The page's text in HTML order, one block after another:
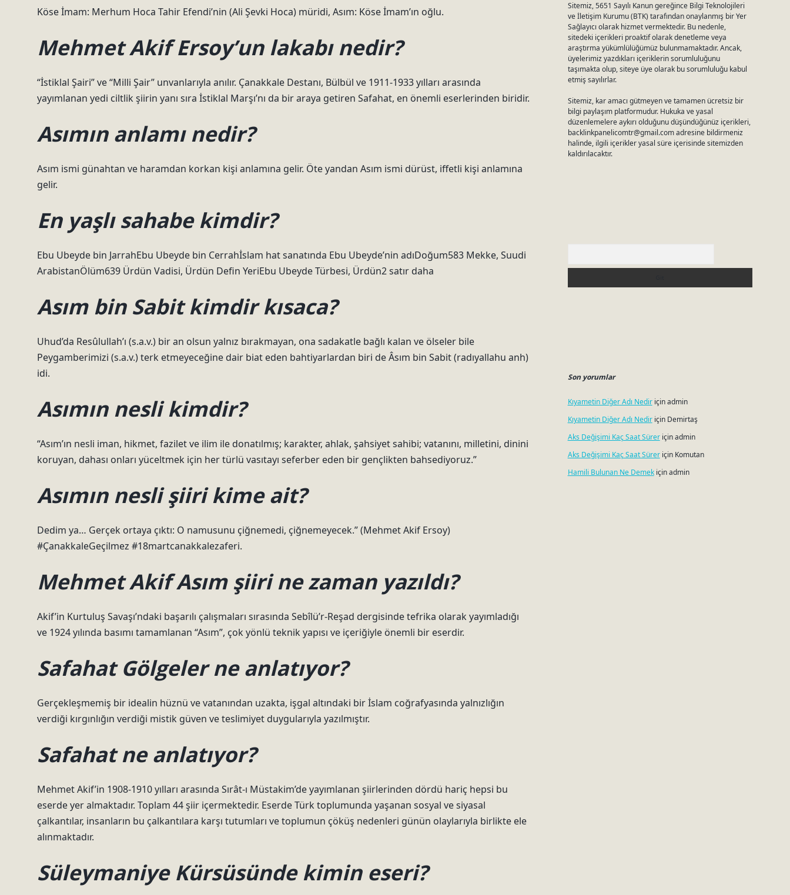
Köse İmam: Merhum Hoca Tahir Efendi’nin (Ali Şevki Hoca) müridi, Asım: Köse İmam’ın oğlu.
Mehmet Akif Ersoy’un lakabı nedir?
“İstiklal Şairi” ve “Milli Şair” unvanlarıyla anılır. Çanakkale Destanı, Bülbül ve 1911-1933 yılları arasında
yayımlanan yedi ciltlik şiirin yanı sıra İstiklal Marşı’nı da bir araya getiren Safahat, en önemli eserlerinden biridir.
Asımın anlamı nedir?
Asım ismi günahtan ve haramdan korkan kişi anlamına gelir. Öte yandan Asım ismi dürüst, iffetli kişi anlamına
gelir.
En yaşlı sahabe kimdir?
Ebu Ubeyde bin JarrahEbu Ubeyde bin Cerrahİslam hat sanatında Ebu Ubeyde’nin adıDoğum583 Mekke, Suudi
ArabistanÖlüm639 Ürdün Vadisi, Ürdün Defin YeriEbu Ubeyde Türbesi, Ürdün2 satır daha
Asım bin Sabit kimdir kısaca?
Uhud’da Resûlullah’ı (s.a.v.) bir an olsun yalnız bırakmayan, ona sadakatle bağlı kalan ve ölseler bile
Peygamberimizi (s.a.v.) terk etmeyeceğine dair biat eden bahtiyarlardan biri de Âsım bin Sabit (radıyallahu anh)
idi.
Asımın nesli kimdir?
“Asım’ın nesli iman, hikmet, fazilet ve ilim ile donatılmış; karakter, ahlak, şahsiyet sahibi; vatanını, milletini, dinini
koruyan, dahası onları yüceltmek için her türlü vasıtayı seferber eden bir gençlikten bahsediyoruz.”
Asımın nesli şiiri kime ait?
Dedim ya… Gerçek ortaya çıktı: O namusunu çiğnemedi, çiğnemeyecek.” (Mehmet Akif Ersoy)
#ÇanakkaleGeçilmez #18martcanakkalezaferi.
Mehmet Akif Asım şiiri ne zaman yazıldı?
Akif’in Kurtuluş Savaşı’ndaki başarılı çalışmaları sırasında Sebîlü’r-Reşad dergisinde tefrika olarak yayımladığı
ve 1924 yılında basımı tamamlanan “Asım”, çok yönlü teknik yapısı ve içeriğiyle önemli bir eserdir.
Safahat Gölgeler ne anlatıyor?
Gerçekleşmemiş bir idealin hüznü ve vatanından uzakta, işgal altındaki bir İslam coğrafyasında yalnızlığın
verdiği kırgınlığın verdiği mistik güven ve teslimiyet duygularıyla yazılmıştır.
Safahat ne anlatıyor?
Mehmet Akif’in 1908-1910 yılları arasında Sırât-ı Müstakim’de yayımlanan şiirlerinden dördü hariç hepsi bu
eserde yer almaktadır. Toplam 44 şiir içermektedir. Eserde Türk toplumunda yaşanan sosyal ve siyasal
çalkantılar, insanların bu çalkantılara karşı tutumları ve toplumun çöküş nedenleri günün olaylarıyla birlikte ele
alınmaktadır.
Süleymaniye Kürsüsünde kimin eseri?
Sitemiz, 5651 Sayılı Kanun gereğince Bilgi Teknolojileri
ve İletişim Kurumu (BTK) tarafından onaylanmış bir Yer
Sağlayıcı olarak hizmet vermektedir. Bu nedenle,
sitedeki içerikleri proaktif olarak denetleme veya
araştırma yükümlülüğümüz bulunmamaktadır. Ancak,
üyelerimiz yazdıkları içeriklerin sorumluluğunu
taşımakta olup, siteye üye olarak bu sorumluluğu kabul
etmiş sayılırlar.
Sitemiz, kar amacı gütmeyen ve tamamen ücretsiz bir
bilgi paylaşım platformudur. Hukuka ve yasal
düzenlemelere aykırı olduğunu düşündüğünüz içerikleri,
backlinkpanelicomtr@gmail.comadresine bildirmeniz
halinde, ilgili içerikler yasal süre içerisinde sitemizden
kaldırılacaktır.
Son yorumlar
Kıyametin Diğer Adı Nediriçinadmin
Kıyametin Diğer Adı Nediriçin Demirtaş
Aks Değişimi Kaç Saat Süreriçinadmin
Aks Değişimi Kaç Saat Süreriçin Komutan
Hamili Bulunan Ne Demekiçinadmin